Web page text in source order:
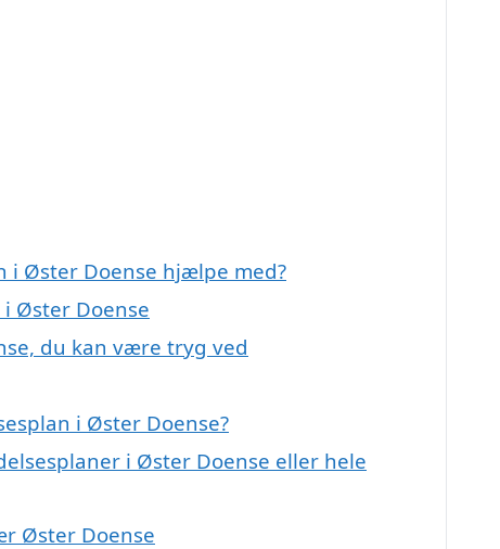
i Øster Doense hjælpe med?
Øster Doense
du kan være tryg ved
i Øster Doense?
i Øster Doense eller hele
Øster Doense